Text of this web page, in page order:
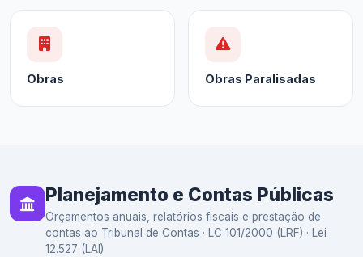
Obras Obras Paralisadas
Planejamento e Contas Públicas
Orçamentos anuais, relatórios fiscais e prestação de
contas ao Tribunal de Contas · LC 101/2000 (LRF) · Lei
12.527 (LAI)